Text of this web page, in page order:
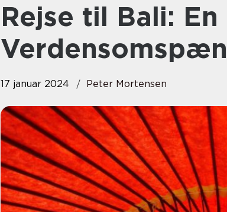
Rejse til Bali: En
17 januar 2024 Peter Mortensen